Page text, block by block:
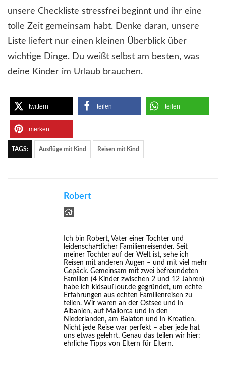
unsere Checkliste stressfrei beginnt und ihr eine
tolle Zeit gemeinsam habt. Denke daran, unsere
Liste liefert nur einen kleinen Überblick über
wichtige Dinge. Du weißt selbst am besten, was
deine Kinder im Urlaub brauchen.
twittern teilen teilen
merken
TAGS: Ausflüge mit Kind Reisen mit Kind
Robert
Ich bin Robert, Vater einer Tochter und
leidenschaftlicher Familienreisender. Seit
meiner Tochter auf der Welt ist, sehe ich
Reisen mit anderen Augen – und mit viel mehr
Gepäck. Gemeinsam mit zwei befreundeten
Familien (4 Kinder zwischen 2 und 12 Jahren)
habe ich kidsauftour.de gegründet, um echte
Erfahrungen aus echten Familienreisen zu
teilen. Wir waren an der Ostsee und in
Albanien, auf Mallorca und in den
Niederlanden, am Balaton und in Kroatien.
Nicht jede Reise war perfekt – aber jede hat
uns etwas gelehrt. Genau das teilen wir hier:
ehrliche Tipps von Eltern für Eltern.